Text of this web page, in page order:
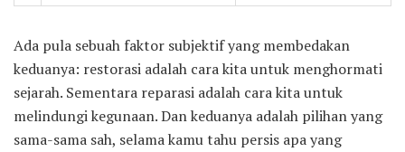
Ada pula sebuah faktor subjektif yang membedakan
keduanya: restorasi adalah cara kita untuk menghormati
sejarah. Sementara reparasi adalah cara kita untuk
melindungi kegunaan. Dan keduanya adalah pilihan yang
sama-sama sah, selama kamu tahu persis apa yang